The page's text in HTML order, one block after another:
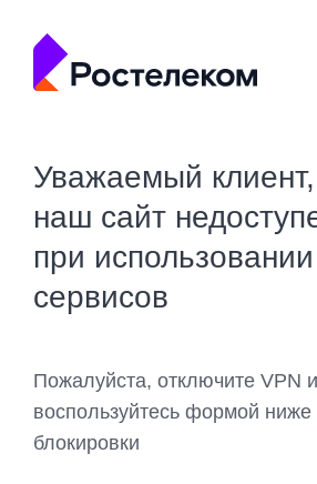
Уважаемый клиент,
наш сайт
при
сервисов
Пожалуйста, отключите VPN
воспользуйтесь формой
блокировки